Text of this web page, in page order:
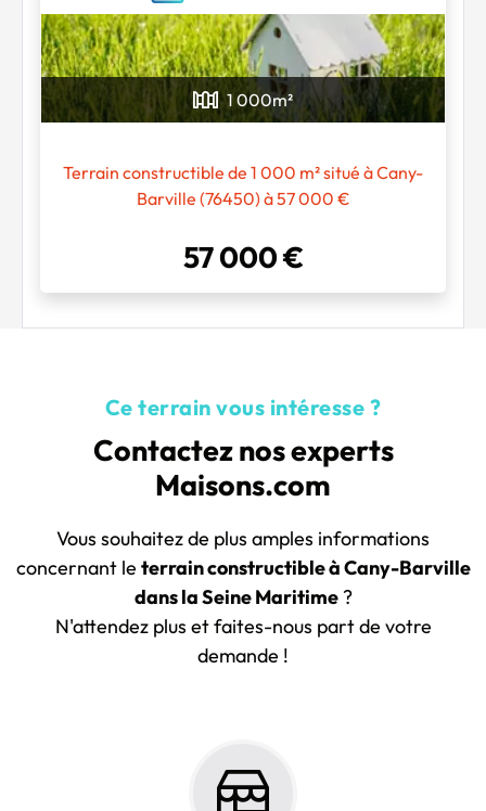
Chargement...
1 000m²
Terrain constructible de 1 000 m² situé à Cany-
Barville (76450) à 57 000 €
57 000 €
Ce terrain vous intéresse ?
Contactez nos experts
Maisons.com
Vous souhaitez de plus amples informations
concernant le terrain constructible à Cany-Barville
dans la Seine Maritime?
N'attendez plus et faites-nous part de votre
demande !